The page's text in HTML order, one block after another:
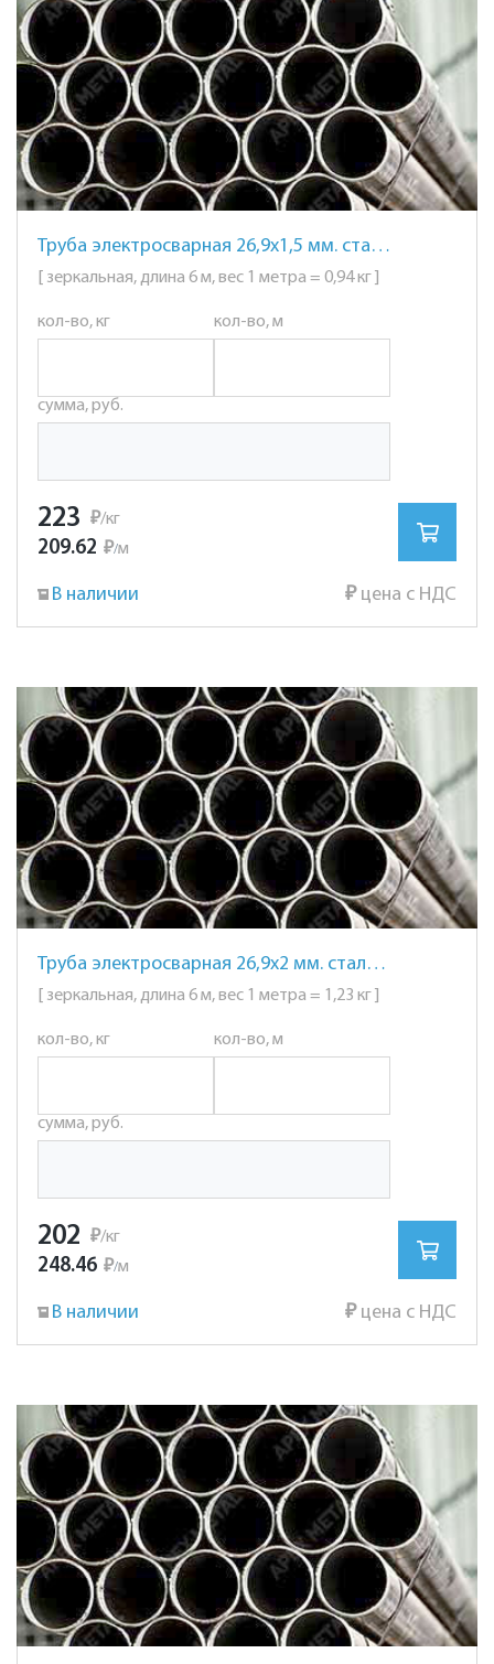
Труба электросварная 26,9х1,5 мм. сталь AISI 201 (12Х15Г9НД) зеркальная
[ зеркальная, длина 6 м, вес 1 метра = 0,94 кг ]
кол-во, кг кол-во, м
сумма, руб.
223 ₽/кг
209.62 ₽/м
В наличии ₽цена с НДС
Труба электросварная 26,9х2 мм. сталь AISI 201 (12Х15Г9НД) зеркальная
[ зеркальная, длина 6 м, вес 1 метра = 1,23 кг ]
кол-во, кг кол-во, м
сумма, руб.
202 ₽/кг
248.46 ₽/м
В наличии ₽цена с НДС